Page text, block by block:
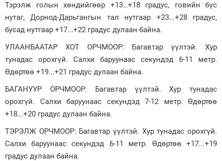
Тэрэлж голын хөндийгөөр +13…+18 градус, говийн бүс
нутаг, Дорнод-Дарьгангын тал нутгаар +23...+28 градус,
бусад нутгаар +17...+22 градус дулаан байна.
УЛААНБААТАР ХОТ ОРЧМООР: Багавтар үүлтэй. Хур
тунадас орохгүй. Салхи баруунаас секундэд 6-11 метр.
Өдөртөө +19...+21 градус дулаан байна.
БАГАНУУР ОРЧМООР: Багавтар үүлтэй. Хур тунадас
орохгүй. Салхи баруунаас секундэд 7-12 метр. Өдөртөө
+18...+20 градус дулаан байна.
ТЭРЭЛЖ ОРЧМООР: Багавтар үүлтэй. Хур тунадас орохгүй.
Салхи баруунаас секундэд 6-11 метр. Өдөртөө +17...+19
градус дулаан байна.